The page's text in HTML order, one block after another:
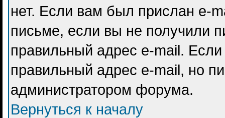
нет. Если вам был прислан e-
письме, если вы не получили
правильный адрес e-mail.
правильный адрес e-mail, но
администратором форума.
Вернуться к началу